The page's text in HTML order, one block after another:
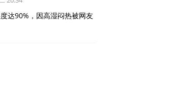
达90%，因高湿闷热被网友